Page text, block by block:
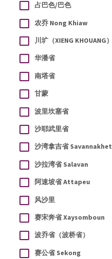
占巴色/巴色
农乔 Nong Khiaw
川圹（XIENG KHOUANG）
华潘省
南塔省
甘蒙
波里坎塞省
沙耶武里省
沙湾拿吉省 Savannakhet
沙拉湾省 Salavan
阿速坡省 Attapeu
风沙里
赛宋奔省 Xaysomboun
波乔省（波桥省）
赛公省 Sekong